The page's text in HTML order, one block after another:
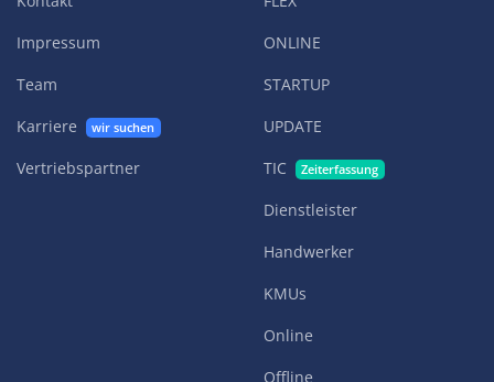
Impressum
Team
Karriere
wir suchen
Vertriebspartner
ONLINE
STARTUP
UPDATE
TIC
Zeiterfassung
Dienstleister
Handwerker
KMUs
Online
Offline